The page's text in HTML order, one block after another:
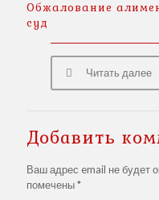
Обжалование
суд
Читать далее
Добавить
Ваш адрес email не будет
помечены*